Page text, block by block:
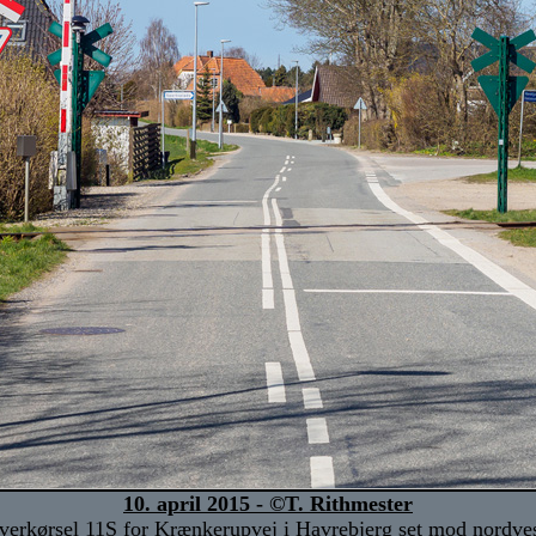
10. april 2015 - ©T. Rithmester
11S for Krænkerupvej i Havrebjerg set mod